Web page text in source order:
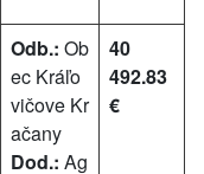
Odb.: Ob
ec Kráľo
vičove Kr
ačany
Dod.: Ag
40
492.83
€